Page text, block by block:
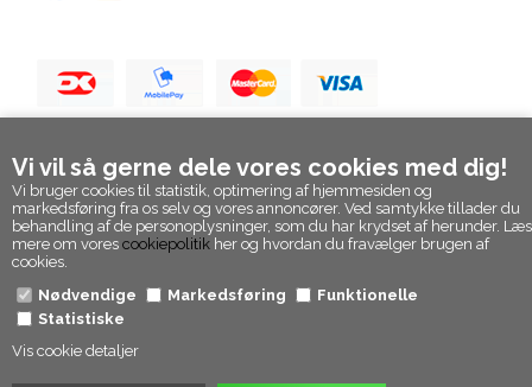
Vi vil så gerne dele vores cookies med dig!
Vi bruger cookies til statistik, optimering af hjemmesiden og
markedsføring fra os selv og vores annoncører. Ved samtykke tillader du
behandling af de personoplysninger, som du har krydset af herunder. Læs
mere om vores cookiepolitik her og hvordan du fravælger brugen af
cookies.
Nødvendige
Markedsføring
Funktionelle
Statistiske
Vis cookie detaljer
© Epicpanda. Alle rettigheder forbeholdt